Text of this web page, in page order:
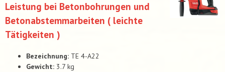
Leistung bei Betonbohrungen und
Betonabstemmarbeiten ( leichte
Tätigkeiten )
Bezeichnung: TE 4-A22
Gewicht: 3.7 kg